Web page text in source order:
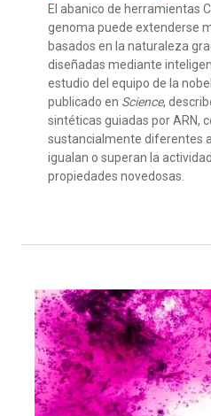
El abanico de herramientas
genoma puede extenderse
basados en la naturaleza
diseñadas mediante
estudio del equipo de la
publicado en Science,
sintéticas guiadas por ARN,
sustancialmente diferentes
igualan o superan la
propiedades novedosas.